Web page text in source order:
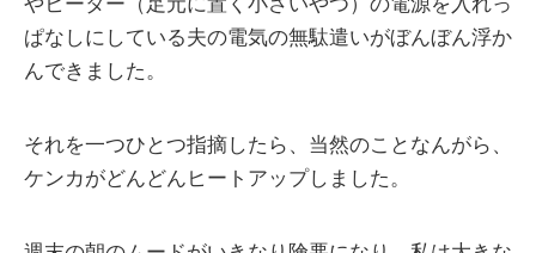
ぱなしにしている夫の電気の無駄遣いがぼんぼん浮か
んできました。
それを一つひとつ指摘したら、当然のことなんがら、
ケンカがどんどんヒートアップしました。